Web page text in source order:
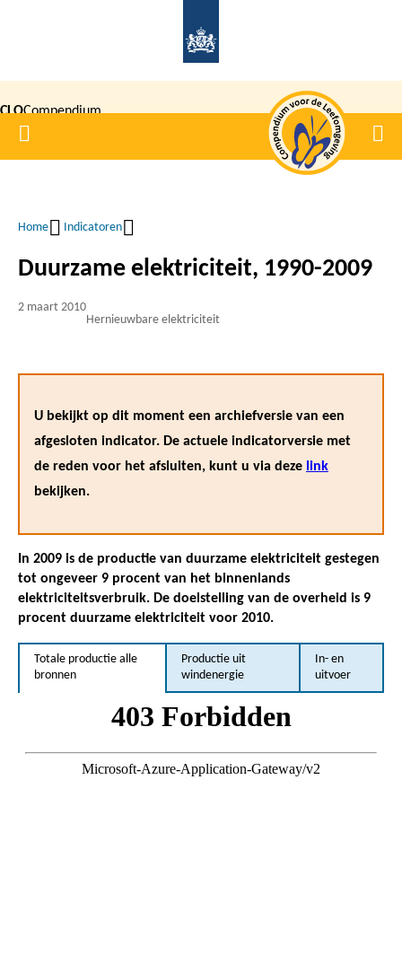
inhoud
gaan
CLOCompendium
voor de
Home
Kruimelpad
Home Indicatoren
Duurzame elektriciteit, 1990-2009
2 maart 2010
Hernieuwbare elektriciteit
U bekijkt op dit moment een archiefversie van een
afgesloten indicator. De actuele indicatorversie met
de reden voor het afsluiten, kunt u via deze link
bekijken.
In 2009 is de productie van duurzame elektriciteit gestegen
tot ongeveer 9 procent van het binnenlands
elektriciteitsverbruik. De doelstelling van de overheid is 9
procent duurzame elektriciteit voor 2010.
Totale productie alle
bronnen
Productie uit
windenergie
In- en
uitvoer